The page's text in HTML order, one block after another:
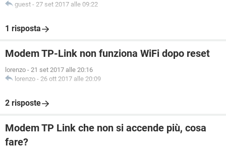
guest - 27 set 2017 alle 09:22
1 risposta
Modem TP-Link non funziona WiFi dopo reset
lorenzo - 21 set 2017 alle 20:16
lorenzo - 26 ott 2017 alle 20:09
2 risposte
Modem TP Link che non si accende più, cosa
fare?